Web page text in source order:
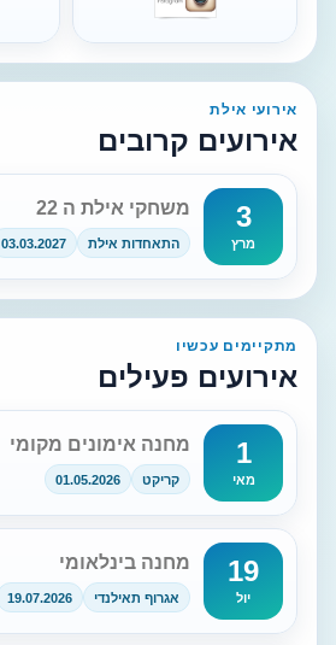
אירועי אילת
אירועים קרובים
3
מרץ
משחקי אילת ה 22
התאחדות אילת 03.03.2027
מתקיימים עכשיו
אירועים פעילים
1
מאי
מחנה אימונים מקומי
קריקט 01.05.2026
19
יול
מחנה בינלאומי
אגרוף תאילנדי 19.07.2026